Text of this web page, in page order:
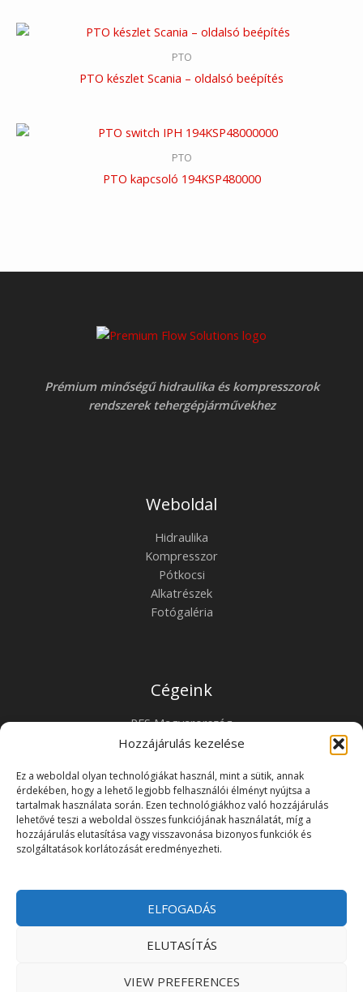
Hozzájárulás kezelése
Ez a weboldal olyan technológiákat használ, mint a sütik, annak
érdekében, hogy a lehető legjobb felhasználói élményt nyújtsa a
tartalmak használata során. Ezen technológiákhoz való hozzájárulás
lehetővé teszi a weboldal összes funkciójának használatát, míg a
hozzájárulás elutasítása vagy visszavonása bizonyos funkciók és
szolgáltatások korlátozását eredményezheti.
ELFOGADÁS
ELUTASÍTÁS
VIEW PREFERENCES
PTO
PTO készlet Scania – oldalsó beépítés
PTO
PTO kapcsoló 194KSP480000
Prémium minőségű hidraulika és kompresszorok
rendszerek tehergépjárművekhez
Weboldal
Hidraulika
Kompresszor
Pótkocsi
Alkatrészek
Fotógaléria
Cégeink
PFS Magyarország
PFS Horvátország
PFS Románia
Kapcsolat
Premium Flow Solutions Kft.
2451 Ercsi, Ipari park 2859 Hrsz.
Felhasználási feltételek